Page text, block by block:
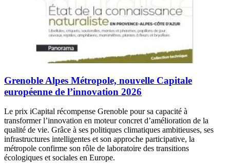
Grenoble Alpes Métropole, nouvelle Capitale
européenne de l’innovation 2026
Le prix iCapital récompense Grenoble pour sa capacité à
transformer l’innovation en moteur concret d’amélioration de la
qualité de vie. Grâce à ses politiques climatiques ambitieuses, ses
infrastructures intelligentes et son approche participative, la
métropole confirme son rôle de laboratoire des transitions
écologiques et sociales en Europe.